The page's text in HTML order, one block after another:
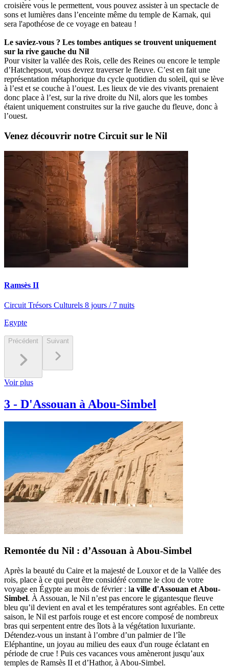
croisière vous le permettent, vous pouvez assister à un spectacle de
sons et lumières dans l’enceinte même du temple de Karnak, qui
sera l'apothéose de ce voyage en bateau !
Le saviez-vous ? Les tombes antiques se trouvent uniquement
sur la rive gauche du Nil
Pour visiter la vallée des Rois, celle des Reines ou encore le temple
d’Hatchepsout, vous devrez traverser le fleuve. C’est en fait une
représentation métaphorique du cycle quotidien du soleil, qui se lève
à l’est et se couche à l’ouest. Les lieux de vie des vivants prenaient
donc place à l’est, sur la rive droite du Nil, alors que les tombes
étaient uniquement construites sur la rive gauche du fleuve, donc à
l’ouest.
Venez découvrir notre Circuit sur le Nil
Ramsès II
Circuit Trésors Culturels 8 jours / 7 nuits
Egypte
Précédent Suivant
Voir plus
3 - D'Assouan à Abou-Simbel
Remontée du Nil : d’Assouan à Abou-Simbel
Après la beauté du Caire et la majesté de Louxor et de la Vallée des
rois, place à ce qui peut être considéré comme le clou de votre
voyage en Égypte au mois de février : la ville d'Assouan et Abou-
Simbel. À Assouan, le Nil n’est pas encore le gigantesque fleuve
bleu qu’il devient en aval et les températures sont agréables. En cette
saison, le Nil est parfois rouge et est encore composé de nombreux
bras qui serpentent entre des îlots à la végétation luxuriante.
Détendez-vous un instant à l’ombre d’un palmier de l’île
Eléphantine, un joyau au milieu des eaux d'un rouge éclatant en
période de crue ! Puis ces vacances vous amèneront jusqu’aux
temples de Ramsès II et d’Hathor, à Abou-Simbel.